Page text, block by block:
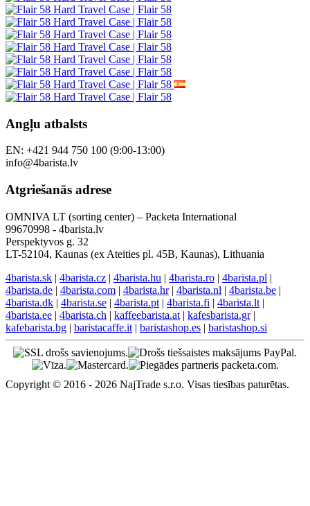
Angļu atbalsts
EN: +421 944 750 100 (9:00-13:00)
info@4barista.lv
Atgriešanās adrese
OMNIVA LT (sorting center) – Packeta International
99670998 - 4barista.lv
Perspektyvos g. 32
LT-52104, Kaunas (ex Ateities pl. 45B, Kaunas), Lithuania
4barista.sk | 4barista.cz | 4barista.hu | 4barista.ro | 4barista.pl |
4barista.de | 4barista.com | 4barista.hr| 4barista.nl | 4barista.be |
4barista.dk | 4barista.se | 4barista.pt | 4barista.fi | 4barista.lt |
4barista.ee | 4barista.ch | kaffeebarista.at | kafesbarista.gr|
kafebarista.bg | baristacaffe.it | baristashop.es | baristashop.si
Copyright © 2016 - 2026 NajTrade s.r.o. Visas tiesības paturētas.